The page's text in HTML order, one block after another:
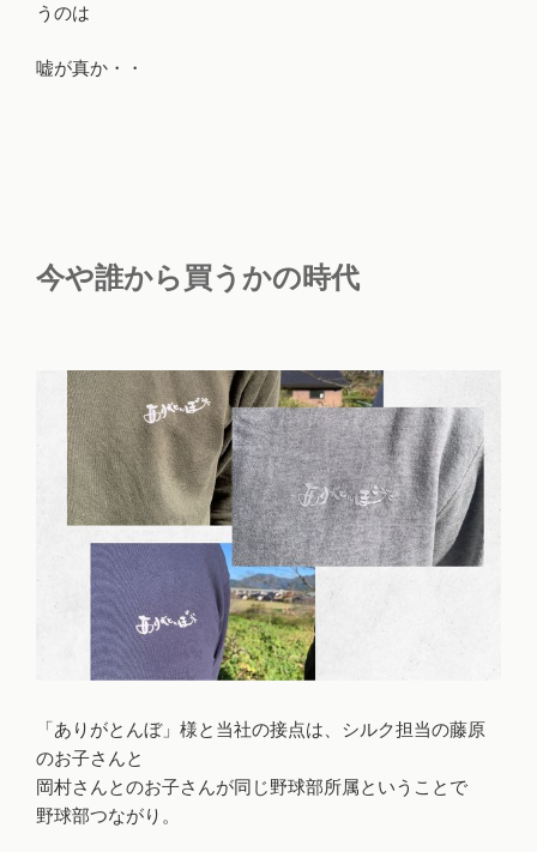
うのは
嘘が真か・・
今や誰から買うかの時代
「ありがとんぼ」様と当社の接点は、シルク担当の藤原
のお子さんと
岡村さんとのお子さんが同じ野球部所属ということで
野球部つながり。